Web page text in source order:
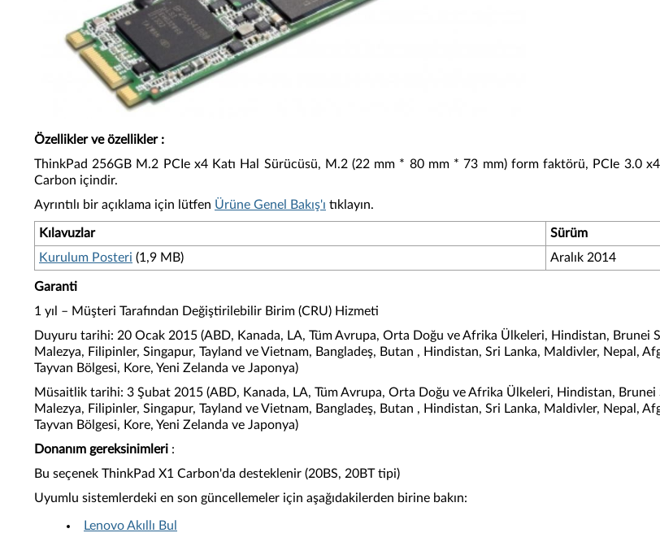
Özellikler ve özellikler :
ThinkPad 256GB M.2 PCIe x4 Katı Hal Sürücüsü, M.2 (22 mm * 80 mm * 73 mm) form faktörü, PCIe 3.0
Carbon içindir.
Ayrıntılı bir açıklama için lütfen Ürüne Genel Bakış'ı tıklayın.
Kılavuzlar Sürüm
Kurulum Posteri (1,9 MB) Aralık 2014
Garanti
1 yıl – Müşteri Tarafından Değiştirilebilir Birim (CRU) Hizmeti
Duyuru tarihi: 20 Ocak 2015 (ABD, Kanada, LA, Tüm Avrupa, Orta Doğu ve Afrika Ülkeleri, Hindistan, Brunei
Malezya, Filipinler, Singapur, Tayland ve Vietnam, Bangladeş, Butan , Hindistan, Sri Lanka, Maldivler, Nepal,
Tayvan Bölgesi, Kore, Yeni Zelanda ve Japonya)
Müsaitlik tarihi: 3 Şubat 2015 (ABD, Kanada, LA, Tüm Avrupa, Orta Doğu ve Afrika Ülkeleri, Hindistan,
Malezya, Filipinler, Singapur, Tayland ve Vietnam, Bangladeş, Butan , Hindistan, Sri Lanka, Maldivler, Nepal,
Tayvan Bölgesi, Kore, Yeni Zelanda ve Japonya)
Donanım gereksinimleri :
Bu seçenek ThinkPad X1 Carbon'da desteklenir (20BS, 20BT tipi)
Uyumlu sistemlerdeki en son güncellemeler için aşağıdakilerden birine bakın:
Lenovo Akıllı Bul